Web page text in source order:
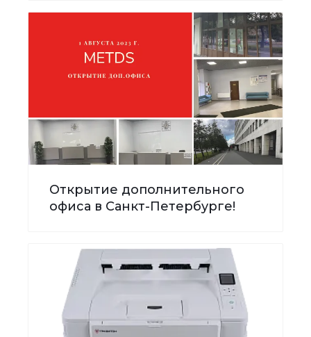
Открытие дополнительного
офиса в Санкт-Петербурге!